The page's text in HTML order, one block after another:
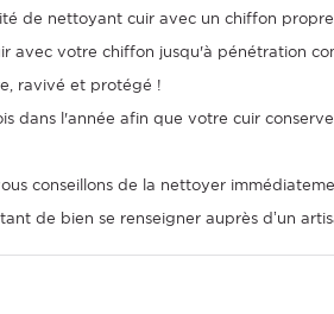
de nettoyant cuir avec un chiffon
avec votre chiffon jusqu'à pénétration
ravivé et protégé !
dans l'année afin que votre cuir
conseillons de la nettoyer
de bien se renseigner auprès d’un